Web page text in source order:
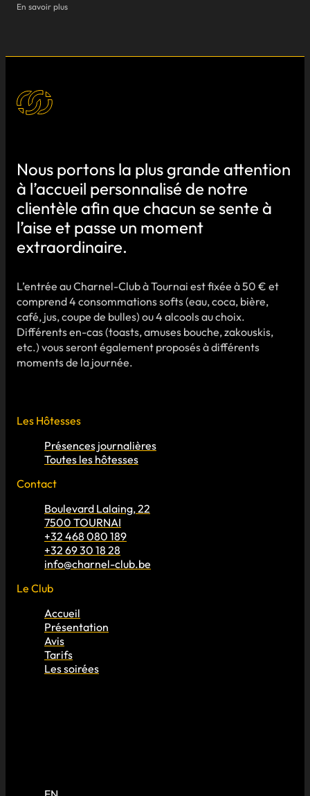
En savoir plus
Nous portons la plus grande attention
à l’accueil personnalisé de notre
clientèle afin que chacun se sente à
l’aise et passe un moment
extraordinaire.
L’entrée au Charnel-Club à Tournai est fixée à 50 € et
comprend 4 consommations softs (eau, coca, bière,
café, jus, coupe de bulles) ou 4 alcools au choix.
Différents en-cas (toasts, amuses bouche, zakouskis,
etc.) vous seront également proposés à différents
moments de la journée.
Les Hôtesses
Présences journalières
Toutes les hôtesses
Contact
Boulevard Lalaing, 22
7500 TOURNAI
+32 468 080 189
+32 69 30 18 28
info@charnel-club.be
Le Club
Accueil
Présentation
Avis
Tarifs
Les soirées